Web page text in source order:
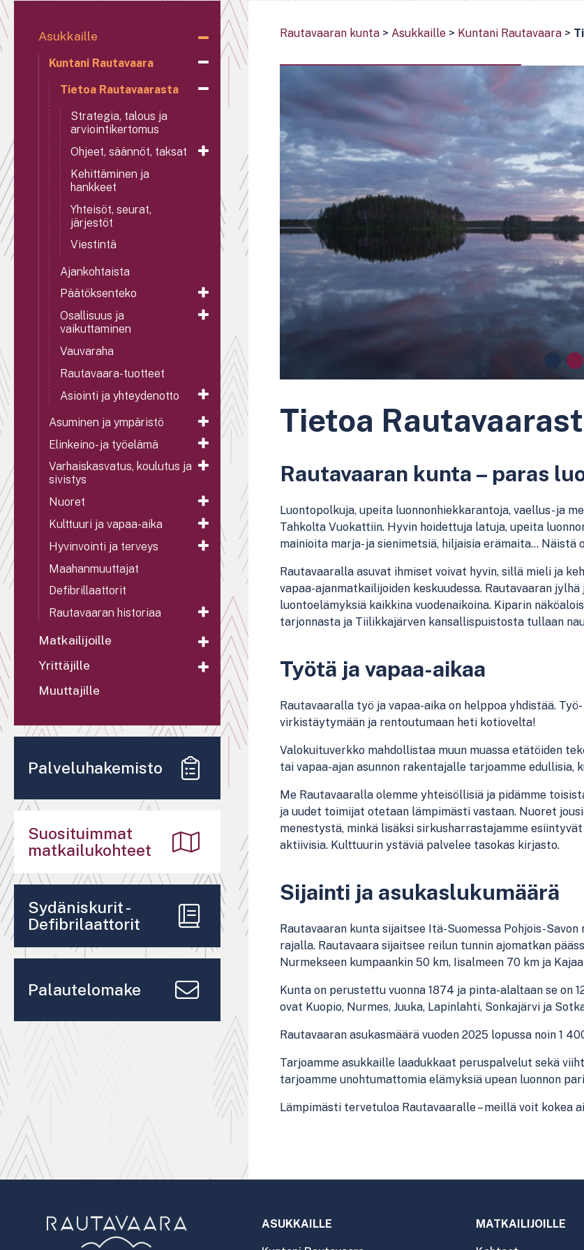
Rautavaaran kunta > Asukkaille > Kuntani Rautavaara >
Tietoa
Rautavaaran kunta – paras
Luontopolkuja, upeita luonnonhiekkarantoja, vaellus- ja
Tahkolta Vuokattiin. Hyvin hoidettuja latuja, upeita
mainioita marja- ja sienimetsiä, hiljaisia erämaita… Näistä
Rautavaaralla asuvat ihmiset voivat hyvin, sillä mieli ja
vapaa-ajanmatkailijoiden keskuudessa. Rautavaaran jylhä
luontoelämyksiä kaikkina vuodenaikoina. Kiparin
tarjonnasta ja Tiilikkajärven kansallispuistosta tullaan
Työtä ja vapaa-aikaa
Rautavaaralla työ ja vapaa-aika on helppoa yhdistää.
virkistäytymään ja rentoutumaan heti kotiovelta!
Valokuituverkko mahdollistaa muun muassa etätöiden
tai vapaa-ajan asunnon rakentajalle tarjoamme edullisia,
Me Rautavaaralla olemme yhteisöllisiä ja pidämme
ja uudet toimijat otetaan lämpimästi vastaan. Nuoret
menestystä, minkä lisäksi sirkusharrastajamme
aktiivisia. Kulttuurin ystäviä palvelee tasokas kirjasto.
Sijainti ja asukaslukumäärä
Rautavaaran kunta sijaitsee Itä-Suomessa Pohjois-Savon
rajalla. Rautavaara sijaitsee reilun tunnin ajomatkan
Nurmekseen kumpaankin 50 km, Iisalmeen 70 km ja
Kunta on perustettu vuonna 1874 ja pinta-alaltaan se on
ovat Kuopio, Nurmes, Juuka, Lapinlahti, Sonkajärvi ja
Rautavaaran asukasmäärä vuoden 2025 lopussa noin 1
Tarjoamme asukkaille laadukkaat peruspalvelut sekä
tarjoamme unohtumattomia elämyksiä upean luonnon
Lämpimästi tervetuloa Rautavaaralle –meillä voit kokea
Asukkaille
Kuntani Rautavaara
Tietoa Rautavaarasta
Strategia, talous ja
arviointikertomus
Ohjeet, säännöt, taksat
Kehittäminen ja
hankkeet
Yhteisöt, seurat,
järjestöt
Viestintä
Ajankohtaista
Päätöksenteko
Osallisuus ja
vaikuttaminen
Vauvaraha
Rautavaara-tuotteet
Asiointi ja yhteydenotto
Asuminen ja ympäristö
Elinkeino- ja työelämä
Varhaiskasvatus, koulutus ja
sivistys
Nuoret
Kulttuuri ja vapaa-aika
Hyvinvointi ja terveys
Maahanmuuttajat
Defibrillaattorit
Rautavaaran historiaa
Matkailijoille
Yrittäjille
Muuttajille
Palveluhakemisto
Suosituimmat
matkailukohteet
Sydäniskurit -
Defibrilaattorit
Palautelomake
ASUKKAILLE MATKAILIJOILLE